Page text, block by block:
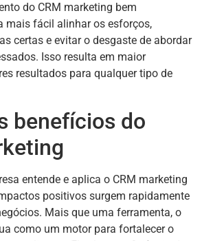
do CRM marketing bem
mais fácil alinhar os esforços,
certas e evitar o desgaste de abordar
Isso resulta em maior
resultados para qualquer tipo de
benefícios do
entende e aplica o CRM marketing
positivos surgem rapidamente
Mais que uma ferramenta, o
como um motor para fortalecer o